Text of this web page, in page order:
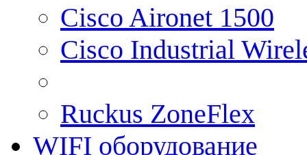
Cisco Aironet 1500
Cisco Industrial
Ruckus ZoneFlex
WIFI оборудование